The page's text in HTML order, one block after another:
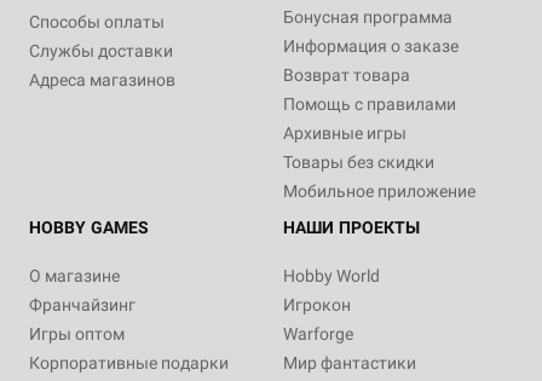
Способы оплаты
Службы доставки
Адреса магазинов
Бонусная программа
Информация о заказе
Возврат товара
Помощь с правилами
Архивные игры
Товары без скидки
Мобильное приложение
HOBBY GAMES
О магазине
Франчайзинг
Игры оптом
Корпоративные подарки
НАШИ ПРОЕКТЫ
Hobby World
Игрокон
Warforge
Мир фантастики